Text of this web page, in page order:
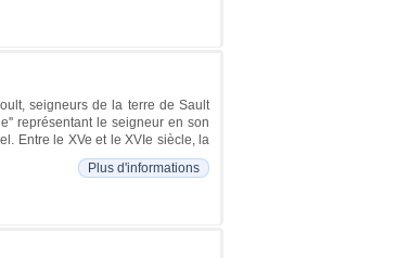
seigneurs de la terre de Sault
représentant le seigneur en son
Entre le XVe et le XVIe siècle, la
Plus d'informations